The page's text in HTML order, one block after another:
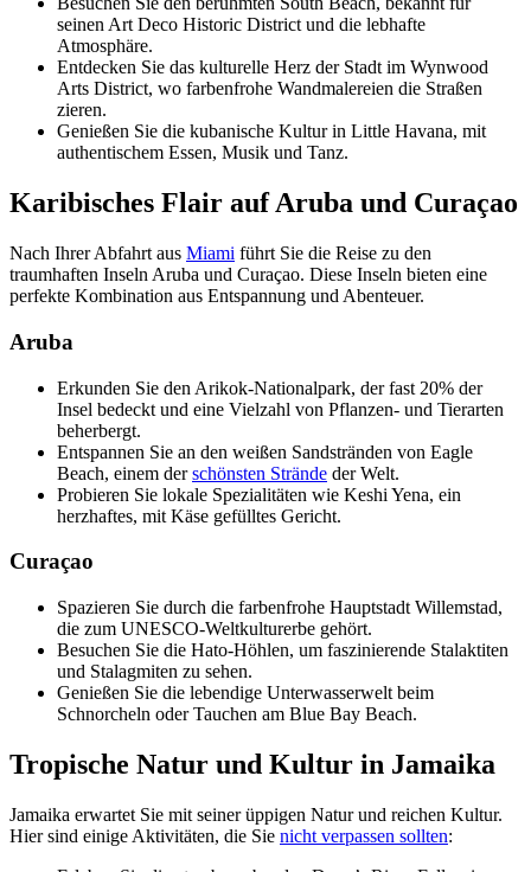
seinen Art Deco Historic District und die lebhafte
Atmosphäre.
Entdecken Sie das kulturelle Herz der Stadt im Wynwood
Arts District, wo farbenfrohe Wandmalereien die Straßen
zieren.
Genießen Sie die kubanische Kultur in Little Havana, mit
authentischem Essen, Musik und Tanz.
Karibisches Flair auf Aruba und Curaçao
Nach Ihrer Abfahrt aus Miami führt Sie die Reise zu den
traumhaften Inseln Aruba und Curaçao. Diese Inseln bieten eine
perfekte Kombination aus Entspannung und Abenteuer.
Aruba
Erkunden Sie den Arikok-Nationalpark, der fast 20% der
Insel bedeckt und eine Vielzahl von Pflanzen- und Tierarten
beherbergt.
Entspannen Sie an den weißen Sandstränden von Eagle
Beach, einem derschönsten Strände der Welt.
Probieren Sie lokale Spezialitäten wie Keshi Yena, ein
herzhaftes, mit Käse gefülltes Gericht.
Curaçao
Spazieren Sie durch die farbenfrohe Hauptstadt Willemstad,
die zum UNESCO-Weltkulturerbe gehört.
Besuchen Sie die Hato-Höhlen, um faszinierende Stalaktiten
und Stalagmiten zu sehen.
Genießen Sie die lebendige Unterwasserwelt beim
Schnorcheln oder Tauchen am Blue Bay Beach.
Tropische Natur und Kultur in Jamaika
Jamaika erwartet Sie mit seiner üppigen Natur und reichen Kultur.
Hier sind einige Aktivitäten, die Sie nicht verpassen sollten: